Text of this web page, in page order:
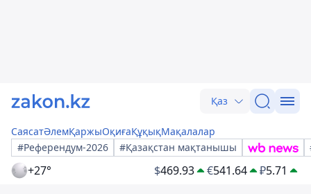
Қаз
СаясатӘлемҚаржыОқиғаҚұқықМақалалар
#Референдум-2026
#Қазақстан мақтанышы
+27° $469.93 €541.64 ₽5.71